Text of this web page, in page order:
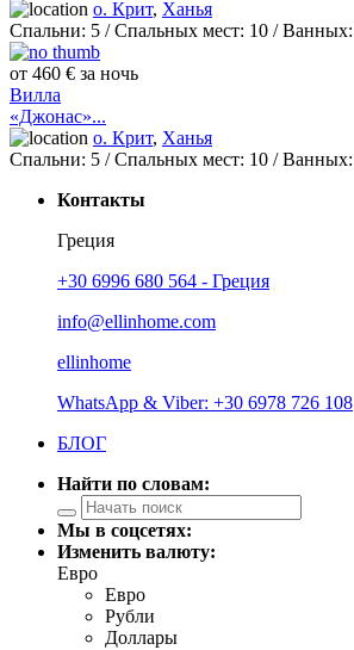
о. Крит, Ханья
Спальни: 5 / Спальных мест: 10 /Ванных:
от 460 € за ночь
Вилла
«Джонас»...
о. Крит, Ханья
Спальни: 5 / Спальных мест: 10 /Ванных:
Контакты
Греция
+30 6996 680 564 - Греция
info@ellinhome.com
ellinhome
WhatsApp & Viber: +30 6978 726 108
БЛОГ
Найти по словам:
Мы в соцсетях:
Изменить валюту:
Евро
Евро
Рубли
Доллары